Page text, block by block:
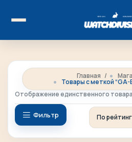
Главная
Товары с меткой
Отображение единственного товара
Фильтр